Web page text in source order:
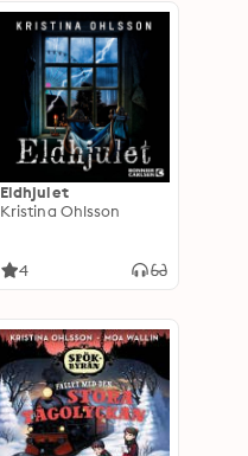
Eldhjulet
Kristina Ohlsson
4